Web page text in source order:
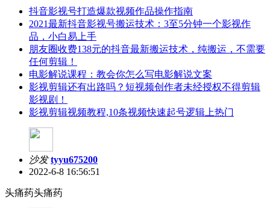
抖音影视号打造爆款视频作品操作指南
2021最新抖音影视号搬运技术：3至5分钟一个影视作
品，小白易上手
朋友圈收费138元的抖音最新搬运技术，纯搬运，不需要
任何剪辑！
电影解说课程：教会你怎么写电影解说文案
影视剪辑还有出路吗？短视频创作者未经授权不得剪辑
影视剧！
影视剪辑视频教程,10条视频快速起号逻辑上热门
沙发 tyyu675200
2022-6-8 16:56:51
头痛药头痛药